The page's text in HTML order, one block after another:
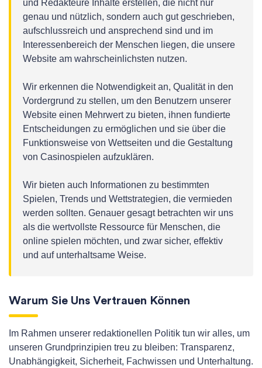
und Redakteure Inhalte erstellen, die nicht nur
genau und nützlich, sondern auch gut geschrieben,
aufschlussreich und ansprechend sind und im
Interessenbereich der Menschen liegen, die unsere
Website am wahrscheinlichsten nutzen.
Wir erkennen die Notwendigkeit an, Qualität in den
Vordergrund zu stellen, um den Benutzern unserer
Website einen Mehrwert zu bieten, ihnen fundierte
Entscheidungen zu ermöglichen und sie über die
Funktionsweise von Wettseiten und die Gestaltung
von Casinospielen aufzuklären.
Wir bieten auch Informationen zu bestimmten
Spielen, Trends und Wettstrategien, die vermieden
werden sollten. Genauer gesagt betrachten wir uns
als die wertvollste Ressource für Menschen, die
online spielen möchten, und zwar sicher, effektiv
und auf unterhaltsame Weise.
Warum Sie Uns Vertrauen Können
Im Rahmen unserer redaktionellen Politik tun wir alles, um
unseren Grundprinzipien treu zu bleiben: Transparenz,
Unabhängigkeit, Sicherheit, Fachwissen und Unterhaltung.